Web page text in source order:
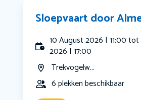
Sloepvaart door
10 August 2026 | 11:00
2026 | 17:00
Trekvogelw...
6 plekken beschikbaar